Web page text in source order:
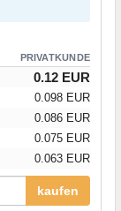
PRIVATKUNDE
0.12 EUR
0.098 EUR
0.086 EUR
0.075 EUR
0.063 EUR
kaufen